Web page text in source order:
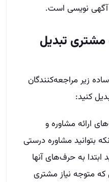
نویسی است.
مشتری تبدیل
زیر مراجعه‌کنندگان
کنید:
ارائه مشاوره و
بتوانید مشاوره درستی
ابتدا به حرف‌های آنها
متوجه نیاز مشتری